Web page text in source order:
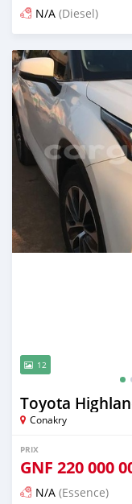
N/A (Diesel)
Publié il y a plus d'un
12
Toyota
Conakry
PRIX
GNF 220 000
N/A (Essence)